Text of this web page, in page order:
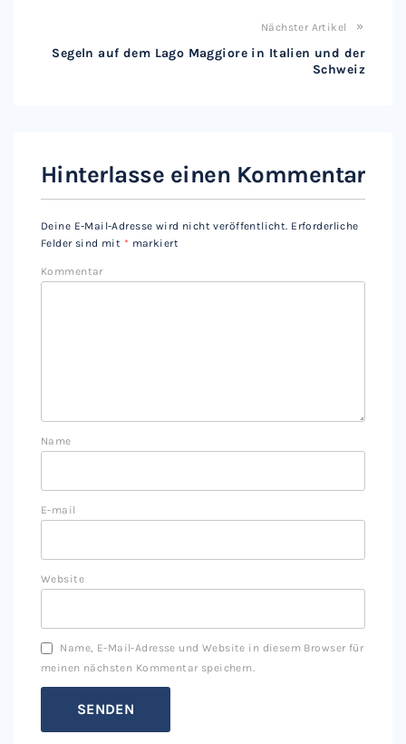
Nächster Artikel
Segeln auf dem Lago Maggiore in Italien und der
Schweiz
Hinterlasse einen Kommentar
Deine E-Mail-Adresse wird nicht veröffentlicht. Erforderliche
Felder sind mit * markiert
Kommentar
Name
E-mail
Website
Name, E-Mail-Adresse und Website in diesem Browser für
meinen nächsten Kommentar speichern.